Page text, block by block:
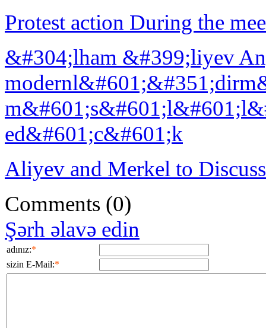
Protest action During the
&#304;lham &#399;liyev
ed&#601;c&#601;k
Aliyev and Merkel to
Comments (0)
Şərh əlavə edin
adınız:*
sizin E-Mail:*